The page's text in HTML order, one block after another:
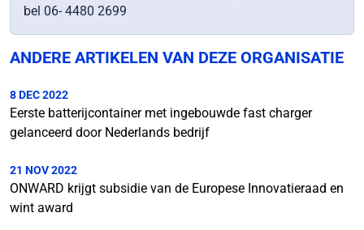
bel 06- 4480 2699
ANDERE ARTIKELEN VAN DEZE ORGANISATIE
8 DEC 2022
Eerste batterijcontainer met ingebouwde fast charger
gelanceerd door Nederlands bedrijf
21 NOV 2022
ONWARD krijgt subsidie van de Europese Innovatieraad en
wint award